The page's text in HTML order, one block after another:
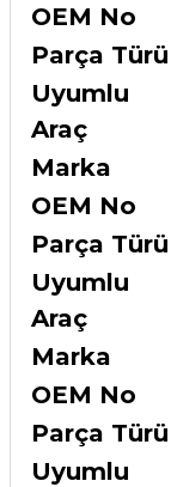
OEM No
Parça Türü
Uyumlu
Araç
Marka
OEM No
Parça Türü
Uyumlu
Araç
Marka
OEM No
Parça Türü
Uyumlu